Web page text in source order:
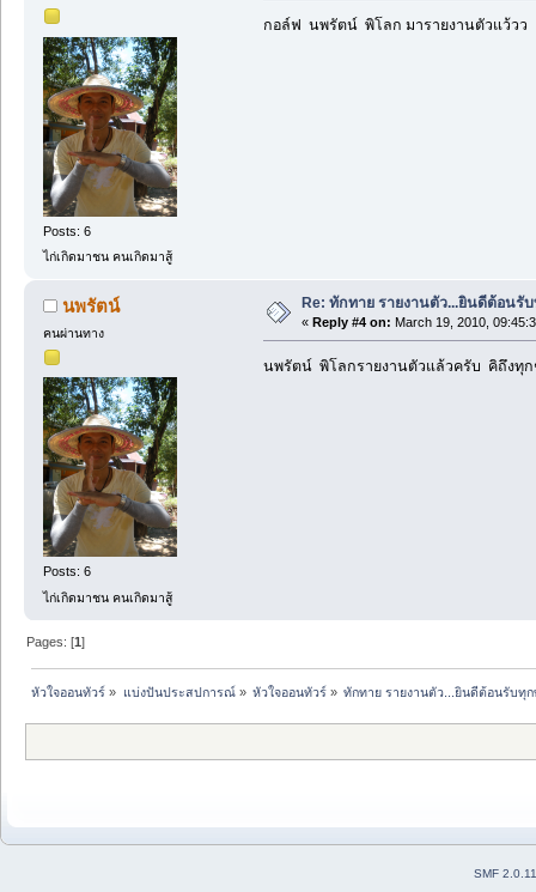
Posts: 6
ไก่เกิดมาชน คนเกิดมาสู้
กอล์ฟ นพรัตน์ พิโลก มารายงานตัวแว้วว
นพรัตน์
คนผ่านทาง
Posts: 6
ไก่เกิดมาชน คนเกิดมาสู้
Re: ทักทาย รายงานตัว...ยินดีต้อนรั
« Reply #4 on: March 19, 2010,
นพรัตน์ พิโลกรายงานตัวแล้วครับ คิถึงทุ
Pages: [1]
หัวใจออนทัวร์ » แบ่งปันประสปการณ์» หัวใจออนทัวร์» ทักทาย รายงานตัว...ยินดีต้อนรับทุ
SMF 2.0.11